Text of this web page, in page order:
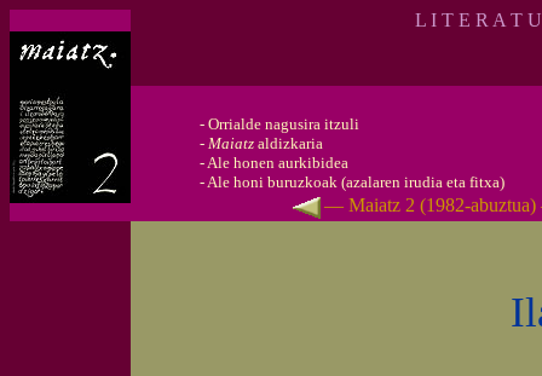
L I T E R A T
- Orrialde nagusira itzuli
- Maiatz aldizkaria
-Ale honen aurkibidea
-Ale honi buruzkoak (azalaren irudia eta fitxa)
— Maiatz 2 (1982-